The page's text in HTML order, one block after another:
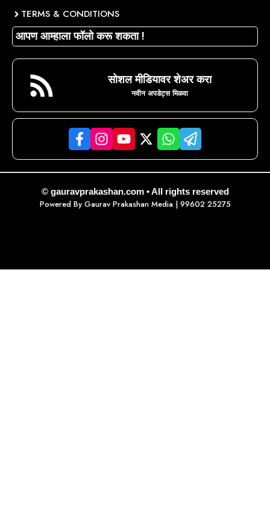
TERMS & CONDITIONS
आपण आम्हाला फॉलो करू शकता !
सोशल मीडियावर शेअर करा
नवीन अपडेट्स मिळवा
© gauravprakashan.com • All rights reserved
Powered By Gaurav Prakashan Media| 99602 25275